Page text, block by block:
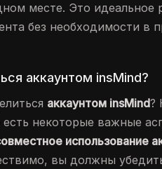
месте. Это идеальное
без необходимости в
аккаунтом insMind?
аккаунтом insMind?
некоторые важные
использование
вы должны